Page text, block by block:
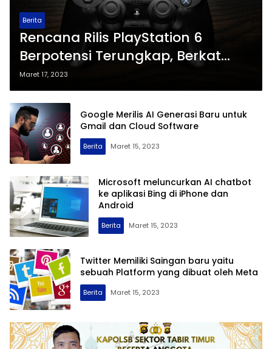
Berita
Rencana Rilis PlayStation 6
Berpotensi Terungkap, Berkat
Microsoft
Maret 17, 2023
Google Merilis AI Generasi Baru untuk
Gmail dan Cloud Software
Berita Maret 15, 2023
Microsoft meluncurkan AI chatbot
ke aplikasi Bing di iPhone dan
Android
Berita Maret 15, 2023
Twitter Memiliki Saingan baru yaitu
sebuah Platform yang dibuat oleh Meta
Berita Maret 15, 2023